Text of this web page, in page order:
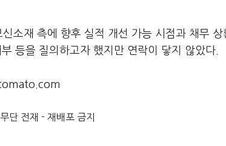
신소재 측에 향후 실적 개선 가능 시점과 채무
등을 질의하고자 했지만 연락이 닿지 않았다.
단 전재 - 재배포 금지